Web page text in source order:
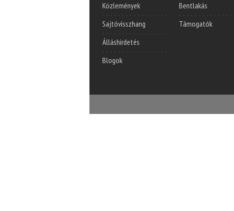
Közlemények
Sajtóvisszhang
Álláshirdetés
Blogok
Bentlakás
Támogatók